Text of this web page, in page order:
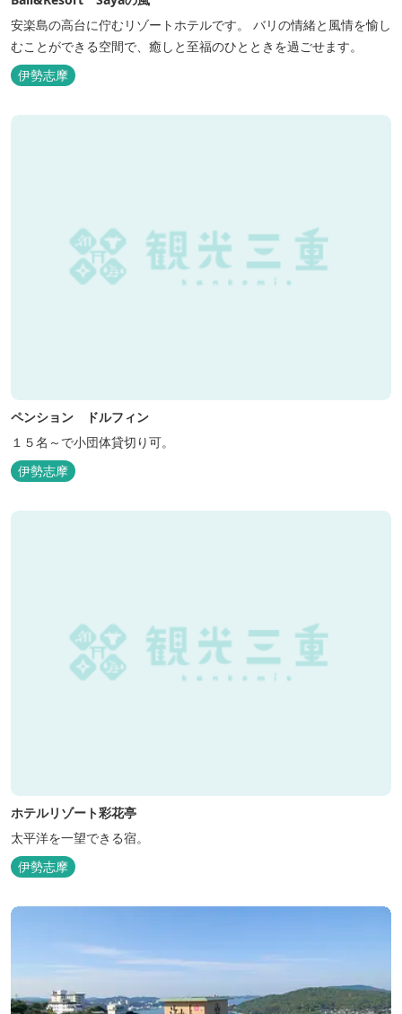
安楽島の高台に佇むリゾートホテルです。 バリの情緒と風情を愉し
むことができる空間で、癒しと至福のひとときを過ごせます。
伊勢志摩
ペンション ドルフィン
１５名～で小団体貸切り可。
伊勢志摩
ホテルリゾート彩花亭
太平洋を一望できる宿。
伊勢志摩